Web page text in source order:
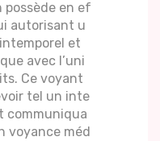
possède en ef
autorisant u
et
avec l’uni
Ce voyant
tel un inte
communiqua
voyance méd